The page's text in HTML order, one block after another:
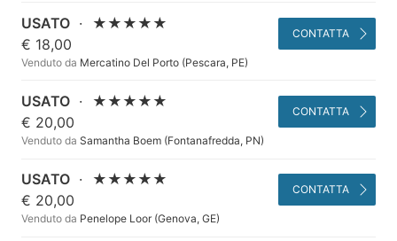
USATO ·
★★★★★
€ 18,00
Venduto da Mercatino Del Porto (Pescara, PE)
CONTATTA
USATO ·
★★★★★
€ 20,00
Venduto da Samantha Boem (Fontanafredda, PN)
CONTATTA
USATO ·
★★★★★
€ 20,00
Venduto da Penelope Loor (Genova, GE)
CONTATTA